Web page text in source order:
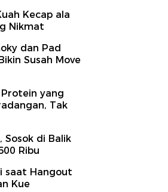
Kecap ala
Nikmat
dan Pad
Susah Move
yang
Tak
Sosok di Balik
Ribu
saat Hangout
Kue